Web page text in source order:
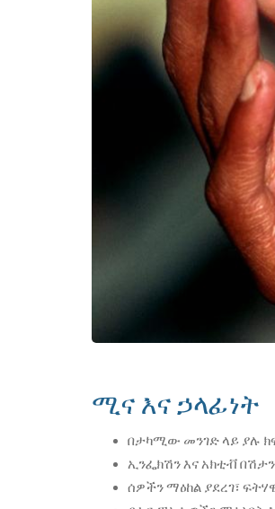
ሚና እና ኃላፊነት
በታካሚው መንገድ ላይ ያሉ
ኢንፌክሽን እና አክቲቭ
ሰዎችን ማዕከል ያደረገ፣